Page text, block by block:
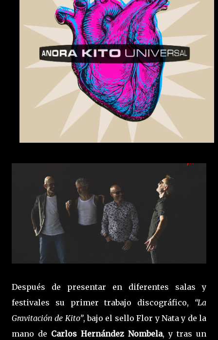
Después de presentar en diferentes salas y
festivales su primer trabajo discográfico, “La
Gravitación de Kito”, bajo el sello Flor y Nata y de la
mano de Carlos Hernández Nombela, y tras un